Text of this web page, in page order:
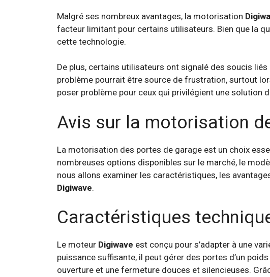
Malgré ses nombreux avantages, la motorisation
facteur limitant pour certains utilisateurs. Bien que la
cette technologie.
De plus, certains utilisateurs ont signalé des soucis liés
problème pourrait être source de frustration, surtout
poser problème pour ceux qui privilégient une solution
Avis sur la motorisation
La motorisation des portes de garage est un choix
nombreuses options disponibles sur le marché, le
nous allons examiner les caractéristiques, les
Digiwave.
Caractéristiques
Le moteur Digiwave est conçu pour s’adapter à une
puissance suffisante, il peut gérer des portes d’un
ouverture et une fermeture douces et silencieuses.